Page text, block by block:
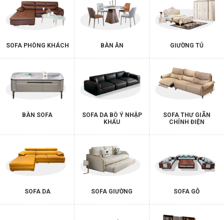
SOFA PHÒNG KHÁCH BÀN ĂN GIƯỜNG TỦ
BÀN SOFA
SOFA DA BÒ Ý NHẬP
KHẨU
SOFA THƯ GIÃN
CHỈNH ĐIỆN
SOFA DA SOFA GIƯỜNG SOFA GỖ